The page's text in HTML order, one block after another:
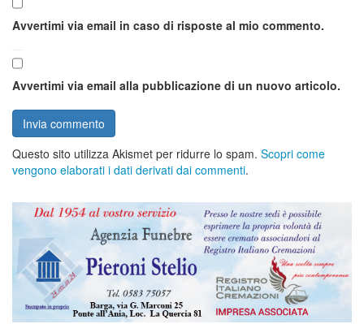
Avvertimi via email in caso di risposte al mio commento.
Avvertimi via email alla pubblicazione di un nuovo articolo.
Questo sito utilizza Akismet per ridurre lo spam. Scopri come
vengono elaborati i dati derivati dai commenti.